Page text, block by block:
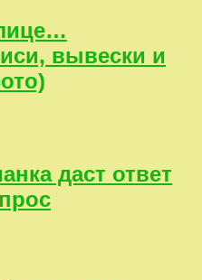
вывески и
даст ответ